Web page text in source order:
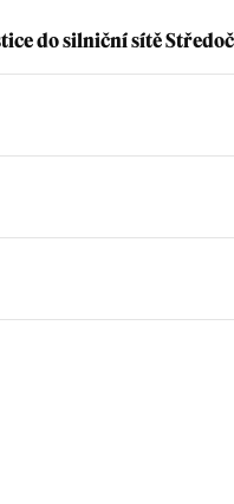
do silniční sítě